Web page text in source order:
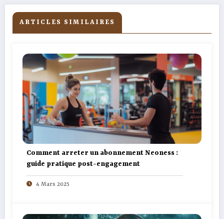
ARTICLES SIMILAIRES
Comment arreter un abonnement Neoness :
guide pratique post-engagement
4 Mars 2025